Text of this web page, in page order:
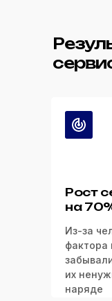
Из-за
фактора
их
наряде
Рост
на